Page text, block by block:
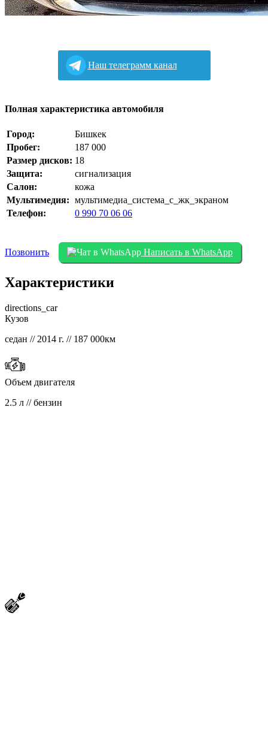
Наш телеграмм канал
Полная характеристика автомобиля
Город:
Бишкек
Пробег:
187 000
Размер дисков: 18
Защита:
сигнализация
Салон:
кожа
Мультимедия: мультимедиа_система_с_жк_экраном
Телефон:
0 990 70 06 06
Позвонить Написать в WhatsApp
Характеристики
directions_car
Кузов
седан // 2014 г. // 187 000км
Объем двигателя
2.5 л // бензин